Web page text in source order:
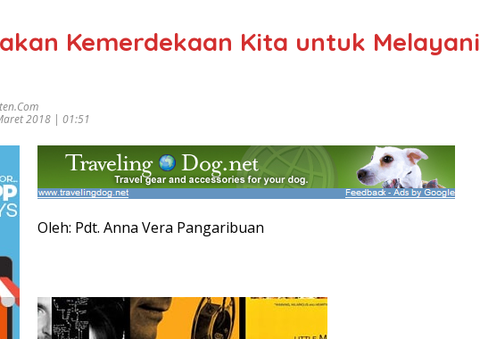
Kemerdekaan Kita untuk Melayani
2018 | 01:51
Oleh: Pdt. Anna Vera Pangaribuan